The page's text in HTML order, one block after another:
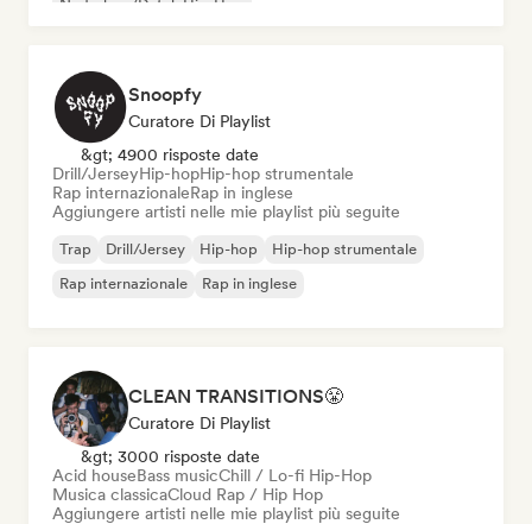
Nederhop/Dutch Hip-Hop
Snoopfy
Curatore Di Playlist
&gt; 4900 risposte date
Drill/JerseyHip-hopHip-hop strumentale
Rap internazionaleRap in inglese
Aggiungere artisti nelle mie playlist più seguite
Trap Drill/Jersey Hip-hop
Hip-hop strumentale
Rap internazionale
Rap in inglese
CLEAN TRANSITIONS😤
Curatore Di Playlist
&gt; 3000 risposte date
Acid houseBass musicChill / Lo-fi Hip-Hop
Musica classicaCloud Rap / Hip Hop
Aggiungere artisti nelle mie playlist più seguite